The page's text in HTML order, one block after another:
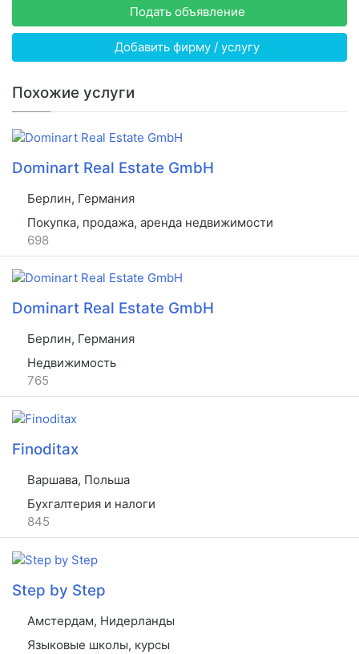
Подать объявление
Добавить фирму / услугу
Похожие услуги
Dominart Real Estate GmbH
Берлин, Германия
Покупка, продажа, аренда недвижимости
698
Dominart Real Estate GmbH
Берлин, Германия
Недвижимость
765
Finoditax
Варшава, Польша
Бухгалтерия и налоги
845
Step by Step
Амстердам, Нидерланды
Языковые школы, курсы